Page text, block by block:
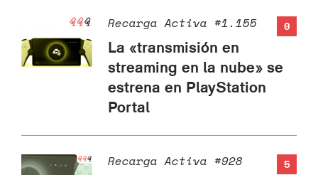
0
Recarga Activa #1.155
La «transmisión en
streaming en la nube» se
estrena en PlayStation
Portal
5
Recarga Activa #928